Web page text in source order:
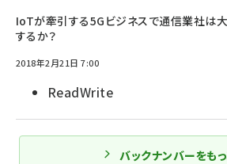
IoTが牽引する5Gビジネスで通信業社は
するか？
2018年2月21日 7:00
ReadWrite
バックナンバーをも